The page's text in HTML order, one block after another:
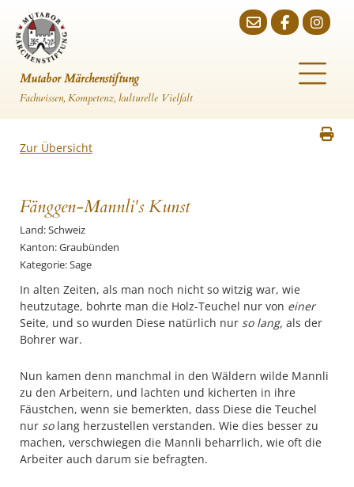
Mutabor Märchenstiftung
Fachwissen, Kompetenz, kulturelle Vielfalt
Zur Übersicht
Fänggen-Mannli's Kunst
Land: Schweiz
Kanton: Graubünden
Kategorie: Sage
In alten Zeiten, als man noch nicht so witzig war, wie
heutzutage, bohrte man die Holz-Teuchel nur von einer
Seite, und so wurden Diese natürlich nur so lang, als der
Bohrer war.
Nun kamen denn manchmal in den Wäldern wilde Mannli
zu den Ar­beitern, und lachten und kicherten in ihre
Fäustchen, wenn sie bemerkten, dass Diese die Teuchel
nur so lang herzustellen verstanden. Wie dies besser zu
machen, verschwiegen die Mannli beharrlich, wie oft die
Arbeiter auch darum sie befragten.